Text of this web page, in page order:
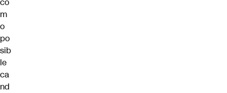
m
o
po
sib
le
ca
nd